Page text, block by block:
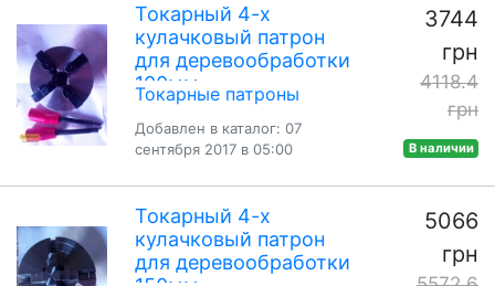
Токарный 4-х
кулачковый патрон
для деревообработки
100мм
Токарные патроны
Добавлен в каталог: 07
сентября 2017 в 05:00
3744
грн
4118.4
грн
В наличии
Токарный 4-х
кулачковый патрон
для деревообработки
5066
грн